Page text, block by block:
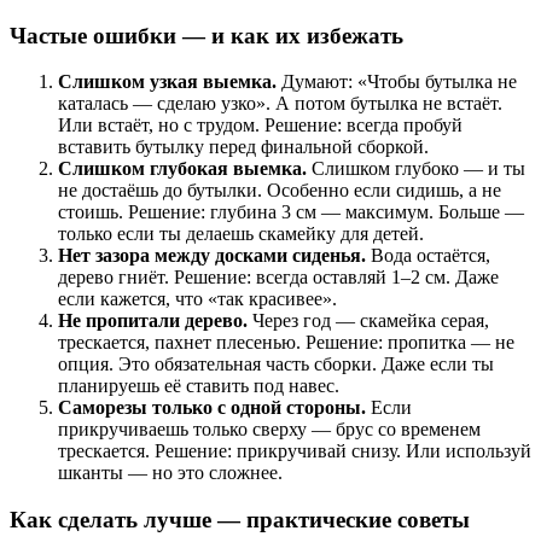
Частые ошибки — и как их избежать
Слишком узкая выемка. Думают: «Чтобы бутылка не
каталась — сделаю узко». А потом бутылка не встаёт.
Или встаёт, но с трудом. Решение: всегда пробуй
вставить бутылку перед финальной сборкой.
Слишком глубокая выемка. Слишком глубоко — и ты
не достаёшь до бутылки. Особенно если сидишь, а не
стоишь. Решение: глубина 3 см — максимум. Больше —
только если ты делаешь скамейку для детей.
Нет зазора между досками сиденья. Вода остаётся,
дерево гниёт. Решение: всегда оставляй 1–2 см. Даже
если кажется, что «так красивее».
Не пропитали дерево. Через год — скамейка серая,
трескается, пахнет плесенью. Решение: пропитка — не
опция. Это обязательная часть сборки. Даже если ты
планируешь её ставить под навес.
Саморезы только с одной стороны. Если
прикручиваешь только сверху — брус со временем
трескается. Решение: прикручивай снизу. Или используй
шканты — но это сложнее.
Как сделать лучше — практические советы